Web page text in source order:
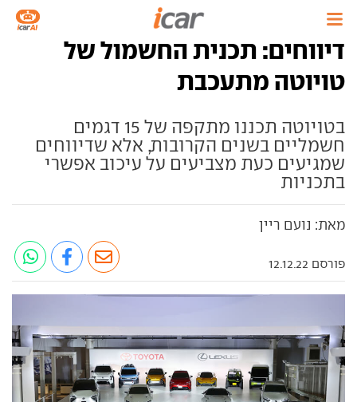
דיווחים: תכנית החשמול של
טויוטה מתעכבת
בטויוטה תכננו מתקפה של 15 דגמים
חשמליים בשנים הקרובות, אלא שדיווחים
שמגיעים כעת מצביעים על עיכוב אפשרי
בתכניות
מאת: נועם ריין
פורסם 12.12.22